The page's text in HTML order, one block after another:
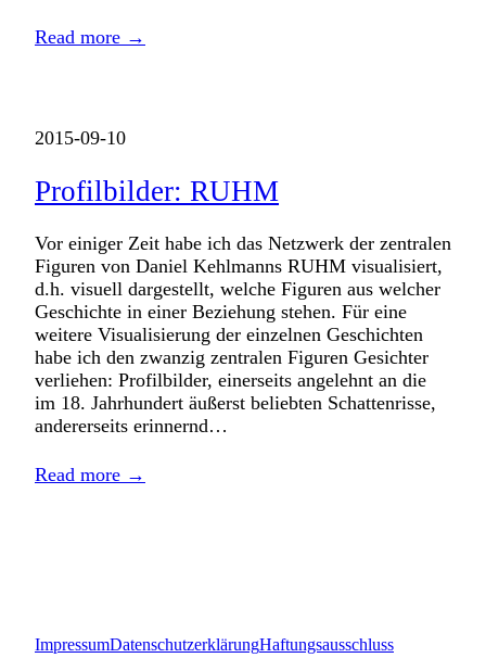
Read more →
2015-09-10
Profilbilder: RUHM
Vor einiger Zeit habe ich das Netzwerk der zentralen
Figuren von Daniel Kehlmanns RUHM visualisiert,
d.h. visuell dargestellt, welche Figuren aus welcher
Geschichte in einer Beziehung stehen. Für eine
weitere Visualisierung der einzelnen Geschichten
habe ich den zwanzig zentralen Figuren Gesichter
verliehen: Profilbilder, einerseits angelehnt an die
im 18. Jahrhundert äußerst beliebten Schattenrisse,
andererseits erinnernd…
Read more →
ImpressumDatenschutzerklärungHaftungsausschluss